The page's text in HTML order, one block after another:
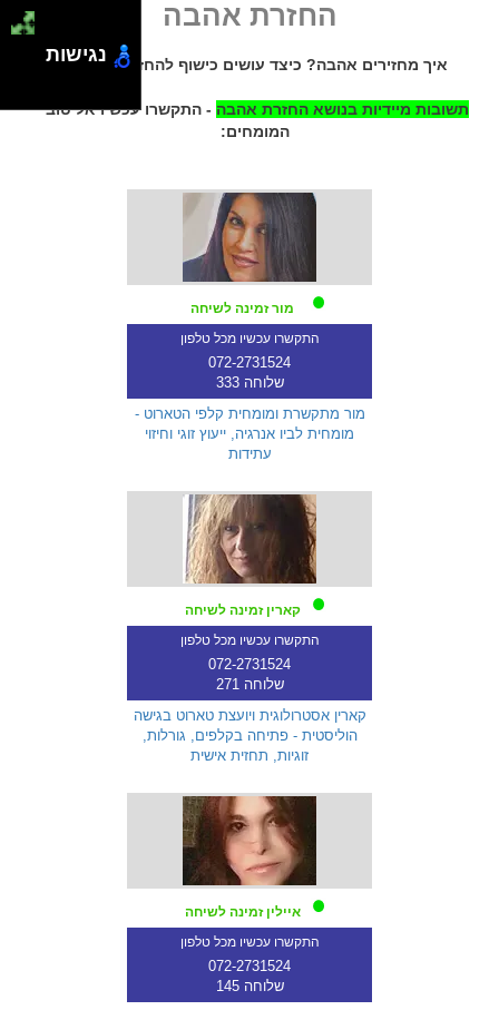
החזרת אהבה
איך מחזירים אהבה? כיצד עושים כישוף להחזרת אהבה?
תשובות מיידיות בנושא החזרת אהבה - התקשרו עכשיו אל טובי
המומחים:
מור זמינה לשיחה
התקשרו עכשיו מכל טלפון
072-2731524
שלוחה 333
מור מתקשרת ומומחית קלפי הטארוט -
מומחית לביו אנרגיה, ייעוץ זוגי וחיזוי
עתידות
קארין זמינה לשיחה
התקשרו עכשיו מכל טלפון
072-2731524
שלוחה 271
קארין אסטרולוגית ויועצת טארוט בגישה
הוליסטית - פתיחה בקלפים, גורלות,
זוגיות, תחזית אישית
איילין זמינה לשיחה
התקשרו עכשיו מכל טלפון
072-2731524
שלוחה 145
נגישות